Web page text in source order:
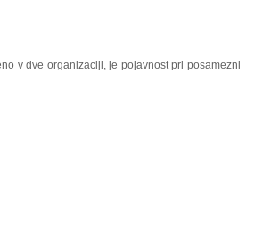
v dve organizaciji, je pojavnost pri posamezni